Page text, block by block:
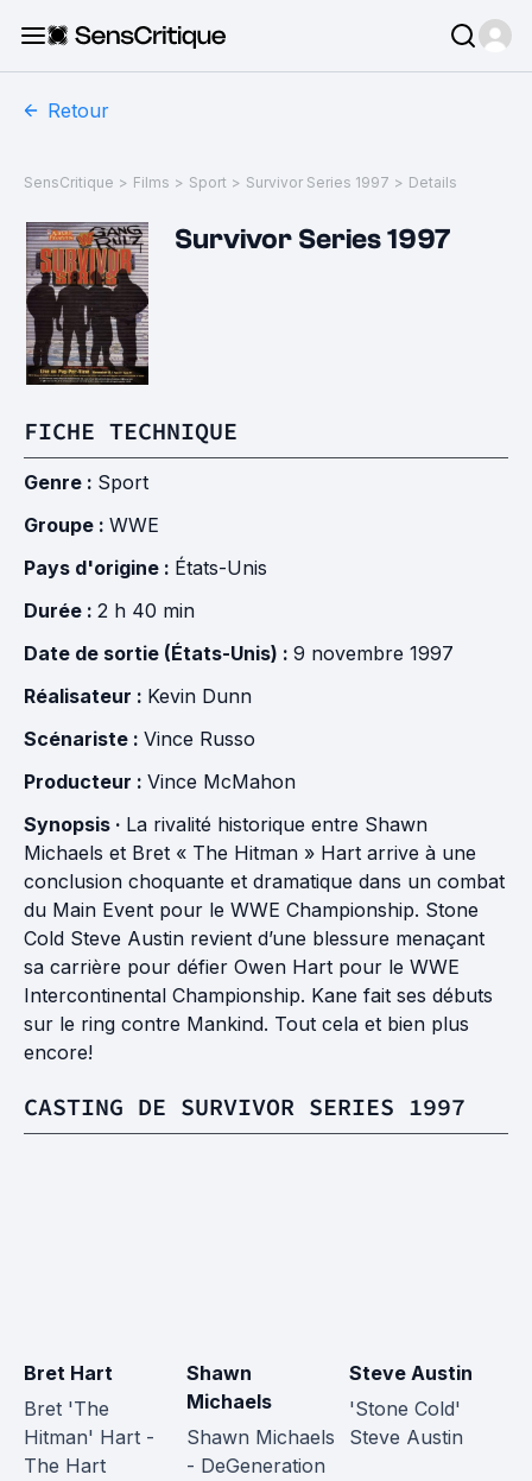
Retour
SensCritique > Films > Sport > Survivor Series 1997 > Details
Survivor Series 1997
FICHE TECHNIQUE
Genre : Sport
Groupe : WWE
Pays d'origine : États-Unis
Durée : 2 h 40 min
Date de sortie (États-Unis) : 9 novembre 1997
Réalisateur : Kevin Dunn
Scénariste : Vince Russo
Producteur : Vince McMahon
Synopsis · La rivalité historique entre Shawn
Michaels et Bret « The Hitman » Hart arrive à une
conclusion choquante et dramatique dans un combat
du Main Event pour le WWE Championship. Stone
Cold Steve Austin revient d’une blessure menaçant
sa carrière pour défier Owen Hart pour le WWE
Intercontinental Championship. Kane fait ses débuts
sur le ring contre Mankind. Tout cela et bien plus
encore!
CASTING DE SURVIVOR SERIES 1997
Bret Hart
Bret 'The
Hitman' Hart -
The Hart
Shawn
Michaels
Shawn Michaels
- DeGeneration
Steve Austin
'Stone Cold'
Steve Austin